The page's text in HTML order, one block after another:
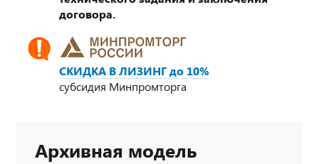
договора.
СКИДКА В ЛИЗИНГ до 10%
субсидия Минпромторга
Архивная модель